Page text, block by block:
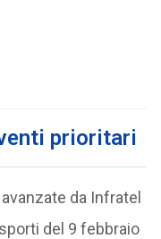
prioritari
da Infratel
del 9 febbraio